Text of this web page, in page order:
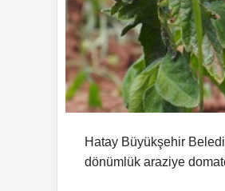
Hatay Büyükşehir
dönümlük araziye